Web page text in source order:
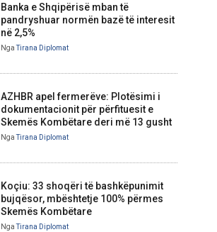
Banka e Shqipërisë mban të
pandryshuar normën bazë të interesit
në 2,5%
NgaTirana Diplomat
AZHBR apel fermerëve: Plotësimi i
dokumentacionit për përfituesit e
Skemës Kombëtare deri më 13 gusht
NgaTirana Diplomat
Koçiu: 33 shoqëri të bashkëpunimit
bujqësor, mbështetje 100% përmes
Skemës Kombëtare
NgaTirana Diplomat